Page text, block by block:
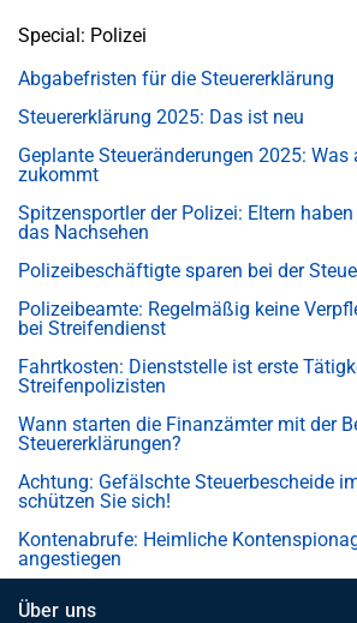
Special: Polizei
Abgabefristen für die Steuererklärung
Steuererklärung 2025: Das ist neu
Geplante Steueränderungen 2025:
zukommt
Spitzensportler der Polizei: Eltern
das Nachsehen
Polizeibeschäftigte sparen bei der
Polizeibeamte: Regelmäßig keine
bei Streifendienst
Fahrtkosten: Dienststelle ist erste
Streifenpolizisten
Wann starten die Finanzämter mit der
Steuererklärungen?
Achtung: Gefälschte Steuerbescheide
schützen Sie sich!
Kontenabrufe: Heimliche
angestiegen
Über uns